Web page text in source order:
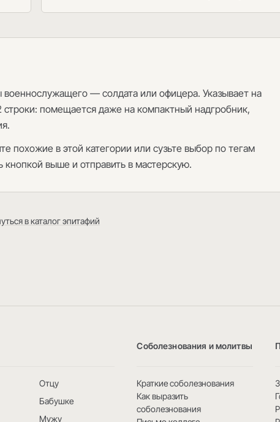
— солдата или офицера. Указывает на
помещается даже на компактный надгробник,
похожие в этой категории или сузьте выбор по тегам
кнопкой выше и отправить в мастерскую.
в каталог эпитафий
Отцу
Бабушке
Мужу
Соболезнования и молитвы
Краткие соболезнования
Как выразить
соболезнования